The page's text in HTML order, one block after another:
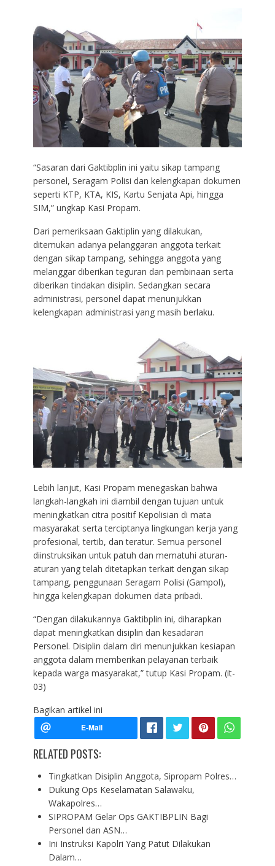
“Sasaran dari Gaktibplin ini yaitu sikap tampang
personel, Seragam Polisi dan kelengkapan dokumen
seperti KTP, KTA, KIS, Kartu Senjata Api, hingga
SIM,” ungkap Kasi Propam.
Dari pemeriksaan Gaktiplin yang dilakukan,
ditemukan adanya pelanggaran anggota terkait
dengan sikap tampang, sehingga anggota yang
melanggar diberikan teguran dan pembinaan serta
diberikan tindakan disiplin. Sedangkan secara
administrasi, personel dapat menunjukkan
kelengkapan administrasi yang masih berlaku.
Lebih lanjut, Kasi Propam menegaskan bahwa
langkah-langkah ini diambil dengan tujuan untuk
meningkatkan citra positif Kepolisian di mata
masyarakat serta terciptanya lingkungan kerja yang
profesional, tertib, dan teratur. Semua personel
diinstruksikan untuk patuh dan mematuhi aturan-
aturan yang telah ditetapkan terkait dengan sikap
tampang, penggunaan Seragam Polisi (Gampol),
hingga kelengkapan dokumen data pribadi.
“Dengan dilakukannya Gaktibplin ini, diharapkan
dapat meningkatkan disiplin dan kesadaran
Personel. Disiplin dalam diri menunjukkan kesiapan
anggota dalam memberikan pelayanan terbaik
kepada warga masyarakat,” tutup Kasi Propam. (it-
03)
Bagikan artikel ini
RELATED POSTS:
Tingkatkan Disiplin Anggota, Sipropam Polres…
Dukung Ops Keselamatan Salawaku,
Wakapolres…
SIPROPAM Gelar Ops GAKTIBPLIN Bagi
Personel dan ASN…
Ini Instruksi Kapolri Yang Patut Dilakukan
Dalam…